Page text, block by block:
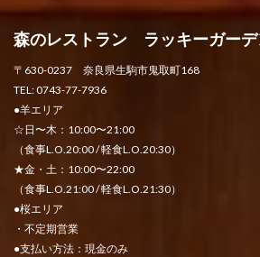
森のレストラン ラッキーガー
〒630-0237 奈良県生駒市鬼取町168
TEL: 0743-77-7936
●羊エリア
☆日〜木：10:00〜21:00
（食事L.O.20:00 / 軽食L.O.20:30）
★金・土：10:00〜22:00
（食事L.O.21:00 / 軽食L.O.21:30）
●桜エリア
・不定期営業
●支払い方法：現金のみ